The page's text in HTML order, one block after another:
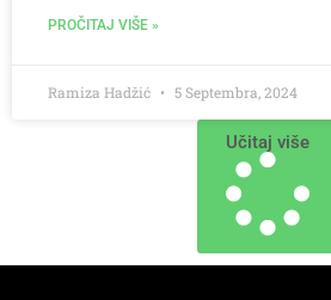
PROČITAJ VIŠE »
Ramiza Hadžić 5 Septembra, 2024
Učitaj više